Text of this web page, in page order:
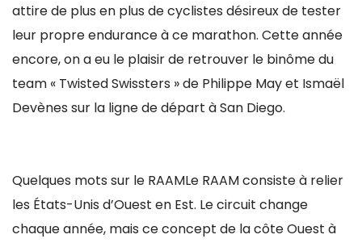
attire de plus en plus de cyclistes désireux de tester
leur propre endurance à ce marathon. Cette année
encore, on a eu le plaisir de retrouver le binôme du
team « Twisted Swissters » de Philippe May et Ismaël
Devènes sur la ligne de départ à San Diego.
Quelques mots sur le RAAMLe RAAM consiste à relier
les États-Unis d’Ouest en Est. Le circuit change
chaque année, mais ce concept de la côte Ouest à